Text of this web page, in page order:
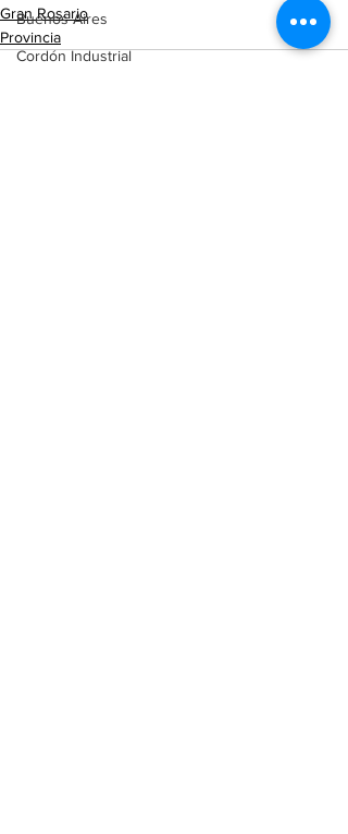
Buenos Aires
Cordón Industrial
Gran Rosario
Provincia